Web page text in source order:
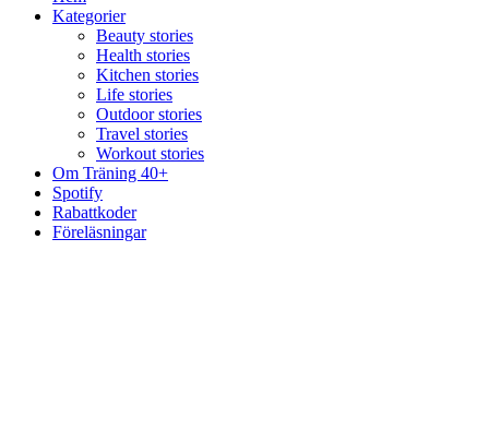
Kategorier
Beauty stories
Health stories
Kitchen stories
Life stories
Outdoor stories
Travel stories
Workout stories
Om Träning 40+
Spotify
Rabattkoder
Föreläsningar